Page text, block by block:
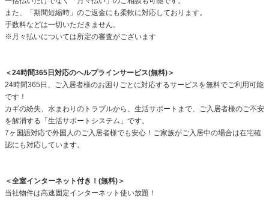
また、「期間短縮時」のご返金にも柔軟に対応しております。
手数料などは一切いただきません。
※月々払いについては所定の審査がございます
＜24時間365日対応のヘルプラインサービス(無料)＞
24時間365日、ご入居者様のお困りごとに対応するサービスを無料でご利用可能
です！
カギの紛失、水まわりのトラブルから、生活サポートまで、ご入居者様のご不安
を解消する「生活サポートシステム」です。
7ヶ国語対応で外国人のご入居者様でも安心！ご家族がご入居中の場合は在宅確
認にも対応しています。
＜全室インターネット付き！(無料)＞
当社物件は高速固定インターネット使い放題！